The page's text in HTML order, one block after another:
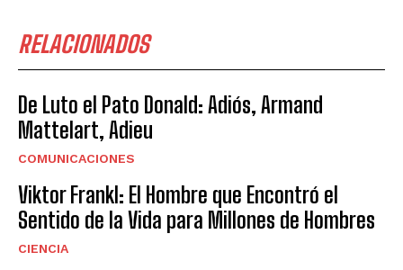
RELACIONADOS
De Luto el Pato Donald: Adiós, Armand
Mattelart, Adieu
COMUNICACIONES
Viktor Frankl: El Hombre que Encontró el
Sentido de la Vida para Millones de Hombres
CIENCIA